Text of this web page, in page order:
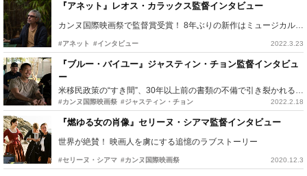
『アネット』レオス・カラックス監督インタビュー
カンヌ国際映画祭で監督賞受賞！ 8年ぶりの新作はミュージカル映画
#アネット #インタビュー 2022.3.23
『ブルー・バイユー』ジャスティン・チョン監督インタビュ
ー
#カンヌ国際映画祭 #ジャスティン・チョン 2022.2.18
『燃ゆる女の肖像』セリーヌ・シアマ監督インタビュー
世界が絶賛！ 映画人を虜にする追憶のラブストーリー
#セリーヌ・シアマ #カンヌ国際映画祭 2020.12.3